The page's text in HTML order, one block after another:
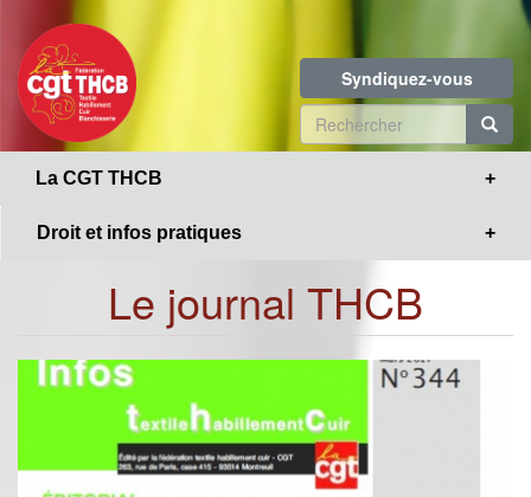
contenu
principal
Syndiquez-vous
Formulaire
de
La CGT THCB
Droit et infos pratiques
Le journal THCB